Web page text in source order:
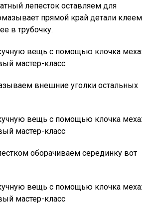
лепесток оставляем для
прямой край детали клеем
в трубочку.
внешние уголки остальных
оборачиваем серединку вот